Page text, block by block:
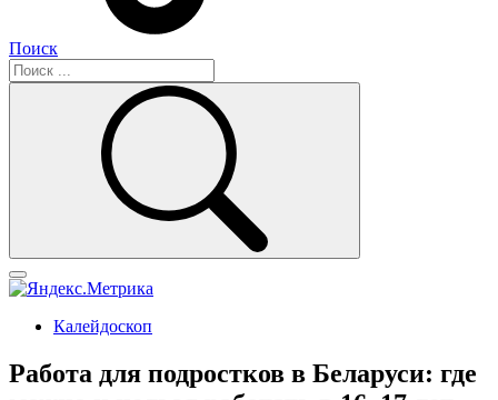
Поиск
Калейдоскоп
Работа для подростков в Беларуси: где